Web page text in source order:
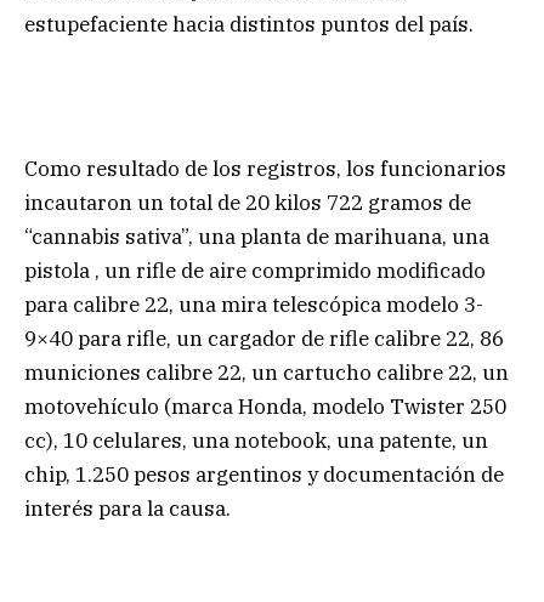
estupefaciente hacia distintos puntos del país.
Como resultado de los registros, los funcionarios
incautaron un total de 20 kilos 722 gramos de
“cannabis sativa”, una planta de marihuana, una
pistola , un rifle de aire comprimido modificado
para calibre 22, una mira telescópica modelo 3-
9×40 para rifle, un cargador de rifle calibre 22, 86
municiones calibre 22, un cartucho calibre 22, un
motovehículo (marca Honda, modelo Twister 250
cc), 10 celulares, una notebook, una patente, un
chip, 1.250 pesos argentinos y documentación de
interés para la causa.